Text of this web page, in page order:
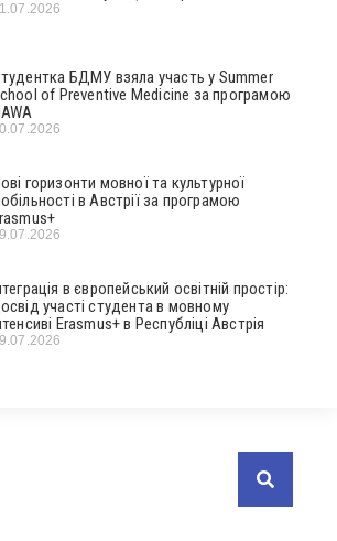
БДМУ взяла участь у Summer
of Preventive Medicine за програмою
горизонти мовної та культурної
в Австрії за програмою
в європейський освітній простір:
участі студента в мовному
Erasmus+ в Республіці Австрія